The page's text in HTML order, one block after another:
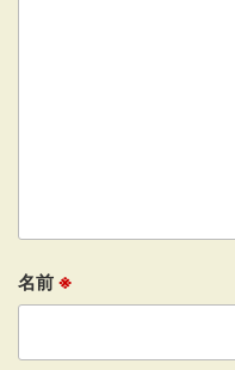
名前 ※